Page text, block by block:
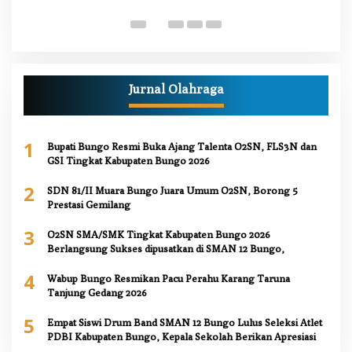
Jurnal Olahraga
1
Bupati Bungo Resmi Buka Ajang Talenta O2SN, FLS3N dan
GSI Tingkat Kabupaten Bungo 2026
2
SDN 81/II Muara Bungo Juara Umum O2SN, Borong 5
Prestasi Gemilang
3
O2SN SMA/SMK Tingkat Kabupaten Bungo 2026
Berlangsung Sukses dipusatkan di SMAN 12 Bungo,
4
Wabup Bungo Resmikan Pacu Perahu Karang Taruna
Tanjung Gedang 2026
5
Empat Siswi Drum Band SMAN 12 Bungo Lulus Seleksi Atlet
PDBI Kabupaten Bungo, Kepala Sekolah Berikan Apresiasi